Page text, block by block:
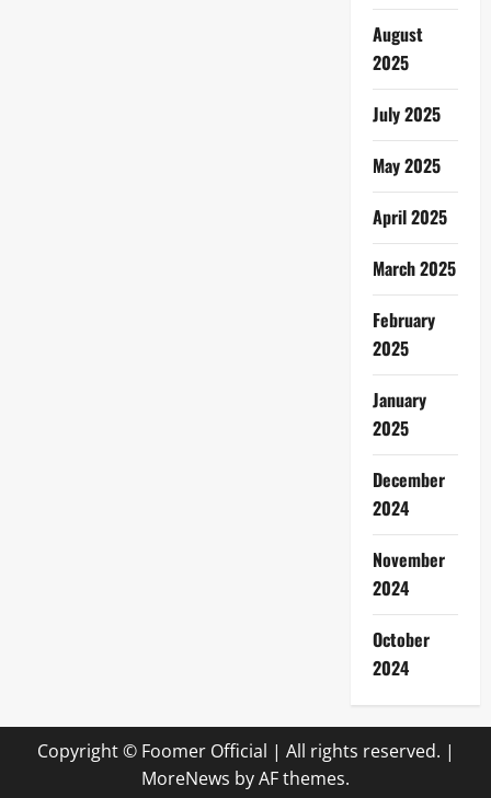
August
2025
July 2025
May 2025
April 2025
March 2025
February
2025
January
2025
December
2024
November
2024
October
2024
Copyright © Foomer Official | All rights reserved. |
MoreNews by AF themes.